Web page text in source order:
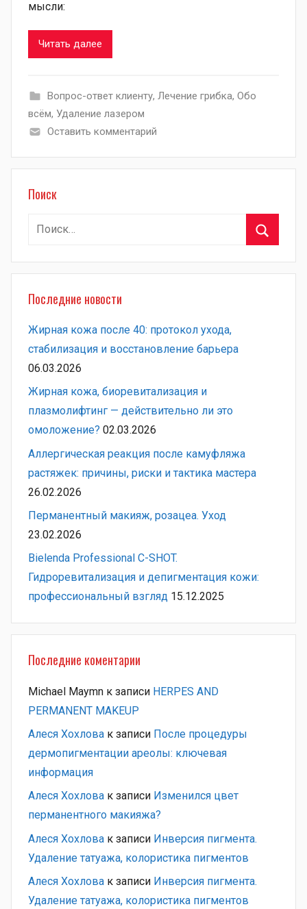
мысли:
Читать далее
Вопрос-ответ клиенту, Лечение грибка, Обо
всём, Удаление лазером
Оставить комментарий
Поиск
Найти:
Последние новости
Жирная кожа после 40: протокол ухода,
стабилизация и восстановление барьера
06.03.2026
Жирная кожа, биоревитализация и
плазмолифтинг — действительно ли это
омоложение? 02.03.2026
Аллергическая реакция после камуфляжа
растяжек: причины, риски и тактика мастера
26.02.2026
Перманентный макияж, розацеа. Уход
23.02.2026
Bielenda Professional C-SHOT.
Гидроревитализация и депигментация кожи:
профессиональный взгляд 15.12.2025
Последние коментарии
Michael Maymn к записи HERPES AND
PERMANENT MAKEUP
Алеся Хохлова к записи После процедуры
дермопигментации ареолы: ключевая
информация
Алеся Хохлова к записи Изменился цвет
перманентного макияжа?
Алеся Хохлова к записи Инверсия пигмента.
Удаление татуажа, колористика пигментов
Алеся Хохлова к записи Инверсия пигмента.
Удаление татуажа, колористика пигментов